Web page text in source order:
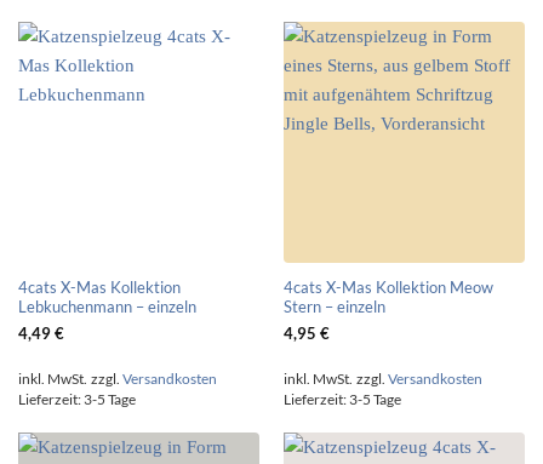
4cats X-Mas Kollektion
Lebkuchenmann – einzeln
4,49€
inkl. MwSt. zzgl. Versandkosten
Lieferzeit: 3-5 Tage
4cats X-Mas Kollektion Meow
Stern – einzeln
4,95 €
inkl. MwSt. zzgl. Versandkosten
Lieferzeit: 3-5 Tage